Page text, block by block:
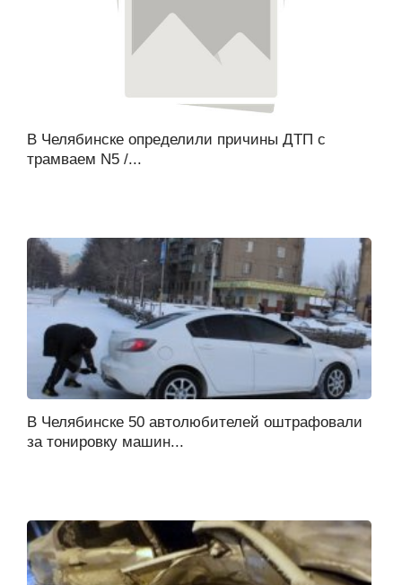
В Челябинске определили причины ДТП с
трамваем N5 /...
В Челябинске 50 автолюбителей оштрафовали
за тонировку машин...